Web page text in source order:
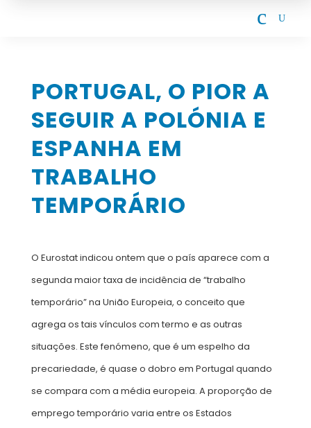
c U
PORTUGAL, O PIOR A
SEGUIR A POLÓNIA E
ESPANHA EM
TRABALHO
TEMPORÁRIO
O Eurostat indicou ontem que o país aparece com a
segunda maior taxa de incidência de “trabalho
temporário” na União Europeia, o conceito que
agrega os tais vínculos com termo e as outras
situações. Este fenómeno, que é um espelho da
precariedade, é quase o dobro em Portugal quando
se compara com a média europeia. A proporção de
emprego temporário varia entre os Estados